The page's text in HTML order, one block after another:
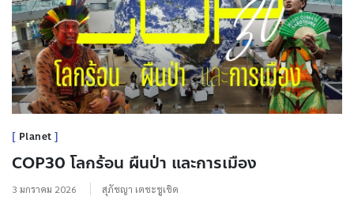
Planet
COP30 โลกร้อน ผืนป่า และการเมือง
3 มกราคม 2026 สุภัชญา เตชะชูเชิด